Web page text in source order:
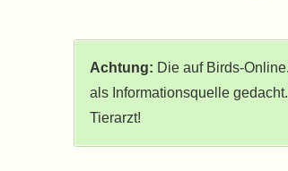
Achtung: Die auf Birds-
als Informationsquelle
Tierarzt!